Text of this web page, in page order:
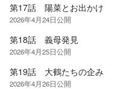
第17話 陽菜とお出かけ
2026年4月24日公開
第18話 義母発見
2026年4月25日公開
第19話 大鶴たちの企み
2026年4月26日公開